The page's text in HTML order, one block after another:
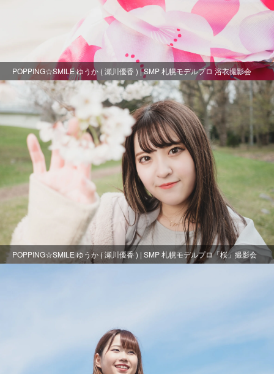
POPPING☆SMILE ゆうか ( 瀬川優香 ) | SMP 札幌モデルプロ 浴衣撮影会
POPPING☆SMILE ゆうか ( 瀬川優香 ) | SMP 札幌モデルプロ「桜」撮影会